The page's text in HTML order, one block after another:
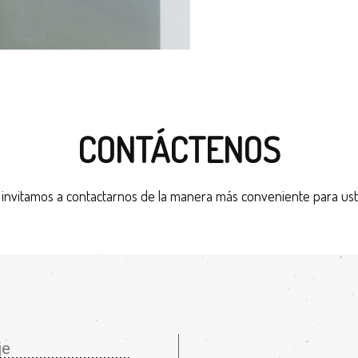
CONTÁCTENOS
a contactarnos de la manera más conveniente para